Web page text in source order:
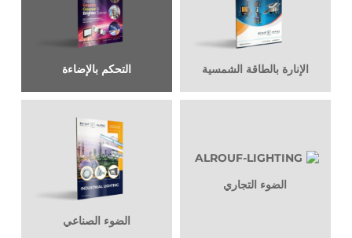
الإنارة بالطاقة الشمسية التحكم بالإضاءة
الضوء التجاري
الضوء الصناعي